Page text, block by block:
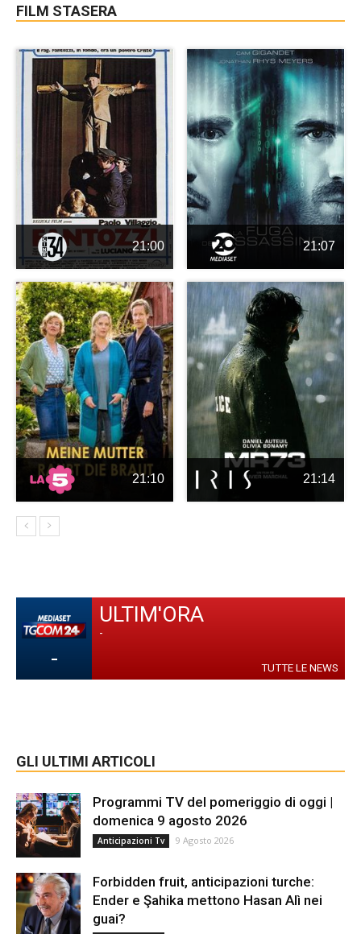
FILM STASERA
21:00 21:07
21:10 21:14
-
ULTIM'ORA
-
TUTTE LE NEWS
GLI ULTIMI ARTICOLI
Programmi TV del pomeriggio di oggi |
domenica 9 agosto 2026
Anticipazioni Tv 9 Agosto 2026
Forbidden fruit, anticipazioni turche:
Ender e Şahika mettono Hasan Alì nei
guai?